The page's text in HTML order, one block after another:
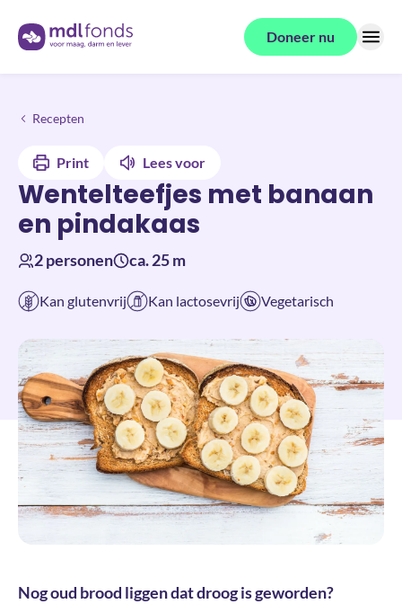
Terug naar de homepage Doneer nu
Recepten
Wentelteefjes met banaan en pindakaas
Print Lees voor
Wentelteefjes met banaan
en pindakaas
2 personen ca. 25 m
Kan glutenvrij Kan lactosevrij Vegetarisch
Nog oud brood liggen dat droog is geworden?